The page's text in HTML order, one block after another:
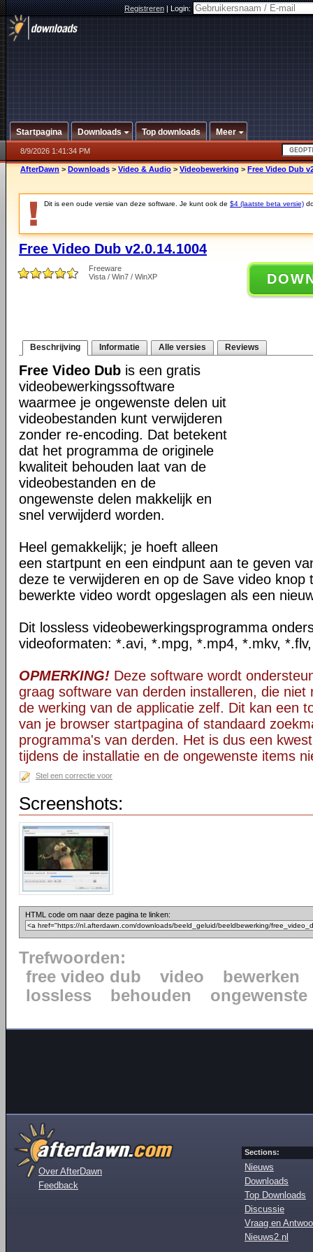
Registreren|Login:
Startpagina Downloads Top downloads Meer
8/9/2026 1:41:34 PM
AfterDawn > Downloads > Video & Audio > Videobewerking > Free Video Dub
Dit is een oude versie van deze software. Je kunt ook de $4 (laatste beta versie)
Free Video Dub v2.0.14.1004
Freeware
Vista / Win7 / WinXP
Beschrijving Informatie Alle versies Reviews
Free Video Dub is een gratis
videobewerkingssoftware
waarmee je ongewenste delen uit
videobestanden kunt verwijderen
zonder re-encoding. Dat betekent
dat het programma de originele
kwaliteit behouden laat van de
videobestanden en de
ongewenste delen makkelijk en
snel verwijderd worden.
Heel gemakkelijk; je hoeft alleen
een startpunt en een eindpunt aan te geven
deze te verwijderen en op de Save video knop
bewerkte video wordt opgeslagen als een
Dit lossless videobewerkingsprogramma
videoformaten: *.avi, *.mpg, *.mp4, *.mkv,
OPMERKING! Deze software wordt
graag software van derden installeren, die niet
de werking van de applicatie zelf. Dit kan een
van je browser startpagina of standaard
programma's van derden. Het is dus een
tijdens de installatie en de ongewenste items
Stel een correctie voor
Screenshots:
HTML code om naar deze pagina te linken:
Trefwoorden:
free video dub
video
bewerken
lossless
behouden ongewenste
Over AfterDawn
Feedback
Sections:
Nieuws
Downloads
Top Downloads
Discussie
Vraag en
Nieuws2.nl